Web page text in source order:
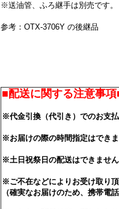
※送油管、ふろ継手は別売です。
参考：OTX-3706Y の後継品
■配送に関する注意事項
※代金引換（代引き）でのお支
※お届けの際の時間指定はできま
※土日祝祭日の配送はできません
※ご不在などによりお受け取り
（確実なお届けのため、携帯電